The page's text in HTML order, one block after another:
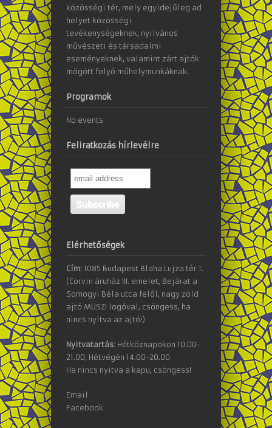
közösségi tér, mely egyidejűleg ad
helyet közösségi
tevékenységeknek, nyilvános
művészeti és társadalmi
eseményeknek, valamint zárt ajtók
mögött folyó műhelymunkáknak.
Programok
No events
Feliratkozás hírlevélre
Elérhetőségek
Cím: 1085 Budapest Blaha Lujza tér 1.
(Corvin áruház III. emelet, Bejárat a
Somogyi Béla utca felől, nagy zöld
ajtó MÜSZI logóval, csöngess, ha
nincs nyitva az ajtó!)
Nyitvatartás: Hétköznapokon 10.00-
21.00, Hétvégén 14.00-20.00
Ha nincs nyitva a kapu, csöngess!
Email
Facebook